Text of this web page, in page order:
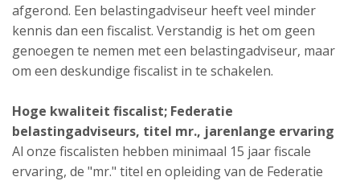
afgerond. Een belastingadviseur heeft veel minder
kennis dan een fiscalist. Verstandig is het om geen
genoegen te nemen met een belastingadviseur, maar
om een deskundige fiscalist in te schakelen.
Hoge kwaliteit fiscalist; Federatie
belastingadviseurs, titel mr., jarenlange ervaring
Al onze fiscalisten hebben minimaal 15 jaar fiscale
ervaring, de "mr." titel en opleiding van de Federatie